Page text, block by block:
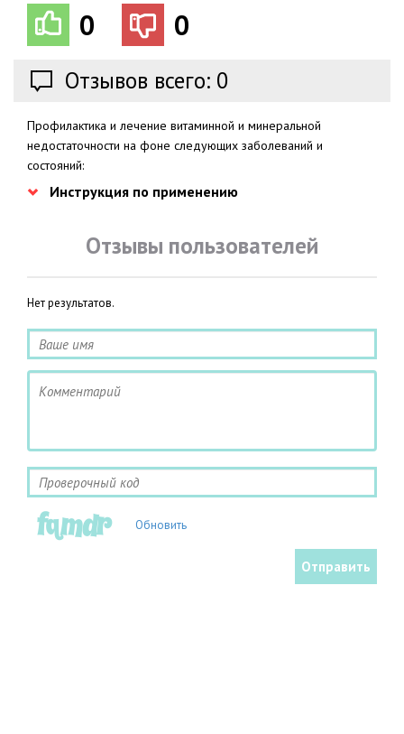
0 0
Отзывов всего: 0
Профилактика и лечение витаминной и минеральной
недостаточности на фоне следующих заболеваний и
состояний:
Инструкция по применению
Отзывы пользователей
Нет результатов.
Обновить